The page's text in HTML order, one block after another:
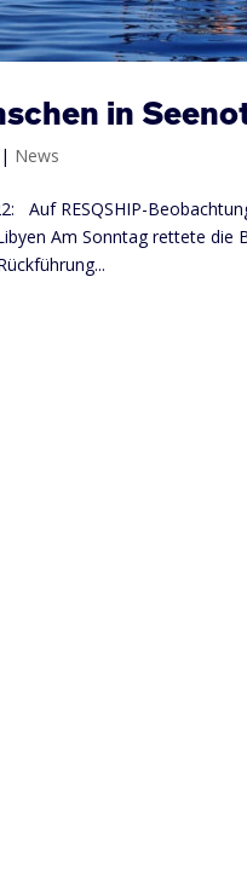
in
| News
Auf RESQSHIP-
Am Sonntag rettete die